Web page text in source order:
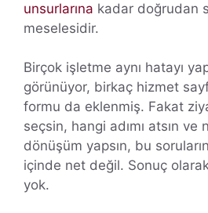
unsurlarına kadar doğrudan
meselesidir.
Birçok işletme aynı hatayı
görünüyor, birkaç hizmet
formu da eklenmiş. Fakat
seçsin, hangi adımı atsın ve
dönüşüm yapsın, bu
içinde net değil. Sonuç
yok.